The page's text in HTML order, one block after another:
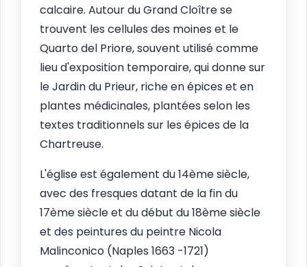
calcaire. Autour du Grand Cloître se
trouvent les cellules des moines et le
Quarto del Priore, souvent utilisé comme
lieu d'exposition temporaire, qui donne sur
le Jardin du Prieur, riche en épices et en
plantes médicinales, plantées selon les
textes traditionnels sur les épices de la
Chartreuse.
L'église est également du 14ème siècle,
avec des fresques datant de la fin du
17ème siècle et du début du 18ème siècle
et des peintures du peintre Nicola
Malinconico (Naples 1663 -1721)